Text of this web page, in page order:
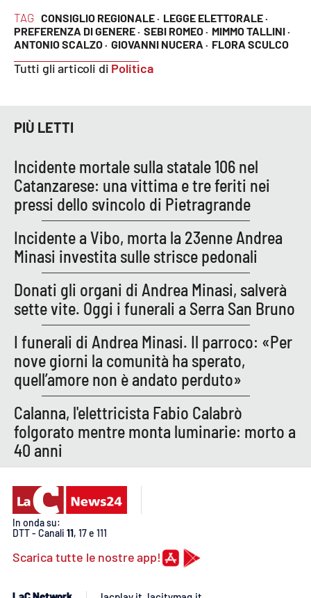
Buona Sanità Calabria
LA
CALABRIAVISIONE
Eventi
Food
Storie
LAC
NETWORK
Lacplay.it
Lactv.it
Laconair.it
Lacitymag.it
Lacapitalenews.it
Ilreggino.it
Cosenzachannel.it
Ilvibonese.it
TAG CONSIGLIO REGIONALE · LEGGE ELETTORALE ·
PREFERENZA DI GENERE · SEBI ROMEO · MIMMO TALLINI ·
ANTONIO SCALZO · GIOVANNI NUCERA · FLORA SCULCO
Tutti gli articoli di Politica
PIÙ LETTI
Incidente mortale sulla statale 106 nel
Catanzarese: una vittima e tre feriti nei
pressi dello svincolo di Pietragrande
Incidente a Vibo, morta la 23enne Andrea
Minasi investita sulle strisce pedonali
Donati gli organi di Andrea Minasi, salverà
sette vite. Oggi i funerali a Serra San Bruno
I funerali di Andrea Minasi. Il parroco: «Per
nove giorni la comunità ha sperato,
quell’amore non è andato perduto»
Calanna, l'elettricista Fabio Calabrò
folgorato mentre monta luminarie: morto a
40 anni
In onda su:
DTT - Canali 11, 17 e 111
Scarica tutte le nostre app!